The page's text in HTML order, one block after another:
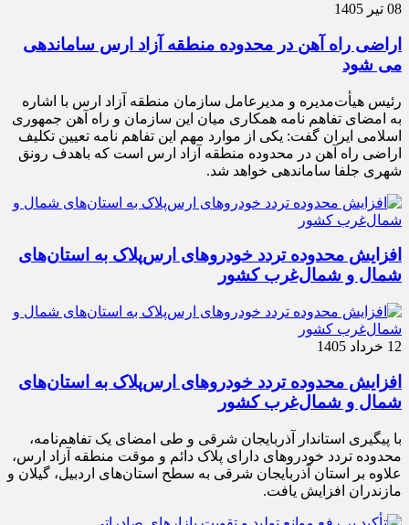
08 تیر 1405
اراضی راه آهن در محدوده منطقه آزاد ارس ساماندهی
می شود
رئیس هیأت‌مدیره و مدیرعامل سازمان منطقه آزاد ارس با اشاره
به امضای تفاهم نامه همکاری میان این سازمان و راه آهن جمهوری
اسلامی ایران گفت: یکی از موارد مهم این تفاهم نامه تعیین تکلیف
اراضی راه آهن در محدوده منطقه آزاد ارس است که باهدف رونق
شهری جلفا ساماندهی خواهد شد.
افزایش محدوده تردد خودروهای ارس‌پلاک به استان‌های
شمال و شمال‌غرب کشور
12 خرداد 1405
افزایش محدوده تردد خودروهای ارس‌پلاک به استان‌های
شمال و شمال‌غرب کشور
با پیگیری استاندار آذربایجان شرقی و طی امضای یک تفاهم‌نامه،
محدوده تردد خودروهای دارای پلاک دائم و موقت منطقه آزاد ارس،
علاوه بر استان آذربایجان شرقی به سطح استان‌های اردبیل، گیلان و
مازندران افزایش یافت.